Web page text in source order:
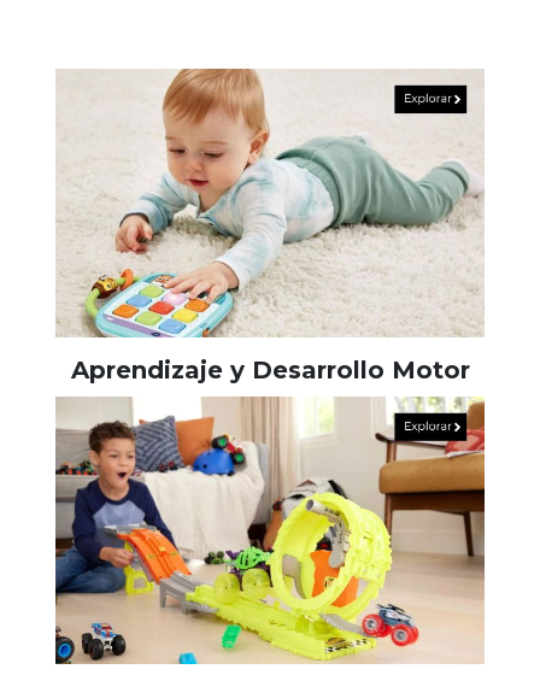
Aprendizaje y Desarrollo Motor